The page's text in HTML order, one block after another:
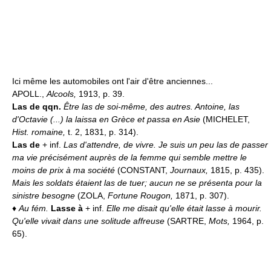
Ici même les automobiles ont l'air d'être anciennes...
APOLL.,Alcools, 1913, p. 39.
Las de qqn. Être las de soi-même, des autres.Antoine, las
d'Octavie (...) la laissa en Grèce et passa en Asie (MICHELET,
Hist. romaine, t. 2, 1831, p. 314).
Las de + inf. Las d'attendre, de vivre. Je suis un peu las de passer
ma vie précisément auprès de la femme qui semble mettre le
moins de prix à ma société (CONSTANT, Journaux, 1815, p. 435).
Mais les soldats étaient las de tuer; aucun ne se présenta pour la
sinistre besogne (ZOLA, Fortune Rougon, 1871, p. 307).
♦Au fém. Lasse à + inf. Elle me disait qu'elle était lasse à mourir.
Qu'elle vivait dans une solitude affreuse (SARTRE, Mots, 1964, p.
65).